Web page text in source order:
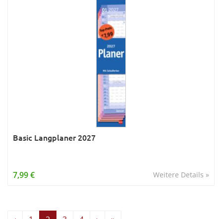
Basic Langplaner 2027
Weitere Details »
7,99 €